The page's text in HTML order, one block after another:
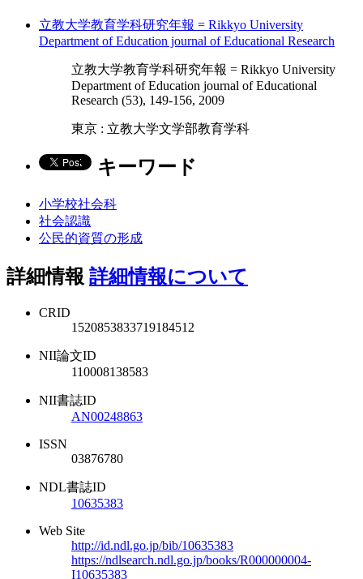
立教大学教育学科研究年報 = Rikkyo University
Department of Education journal of Educational Research
立教大学教育学科研究年報 = Rikkyo University
Department of Education journal of Educational
Research (53), 149-156, 2009
東京 : 立教大学文学部教育学科
キーワード
小学校社会科
社会認識
公民的資質の形成
詳細情報 詳細情報について
CRID
1520853833719184512
NII論文ID
110008138583
NII書誌ID
AN00248863
ISSN
03876780
NDL書誌ID
10635383
Web Site
http://id.ndl.go.jp/bib/10635383
https://ndlsearch.ndl.go.jp/books/R000000004-
I10635383